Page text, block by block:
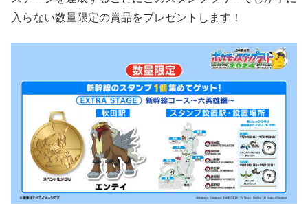
入らない数量限定の賞品をプレゼントします！